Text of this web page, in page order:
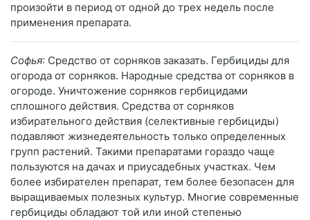
произойти в период от одной до трех недель после
применения препарата.
Софья: Средство от сорняков заказать. Гербициды для
огорода от сорняков. Народные средства от сорняков в
огороде. Уничтожение сорняков гербицидами
сплошного действия. Средства от сорняков
избирательного действия (селективные гербициды)
подавляют жизнедеятельность только определенных
групп растений. Такими препаратами гораздо чаще
пользуются на дачах и приусадебных участках. Чем
более избирателен препарат, тем более безопасен для
выращиваемых полезных культур. Многие современные
гербициды обладают той или иной степенью